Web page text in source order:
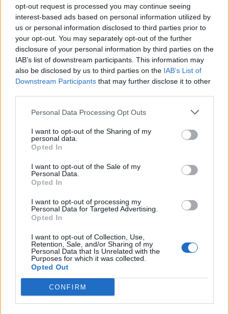
opt-out request is processed you may continue seeing
interest-based ads based on personal information utilized by
us or personal information disclosed to third parties prior to
your opt-out. You may separately opt-out of the further
disclosure of your personal information by third parties on the
IAB’s list of downstream participants. This information may
also be disclosed by us to third parties on the IAB’s List of
Downstream Participants that may further disclose it to other
Personal Data Processing Opt Outs
I want to opt-out of the Sharing of my
personal data.
Opted In
I want to opt-out of the Sale of my
Personal Data.
Opted In
I want to opt-out of processing my
Personal Data for Targeted Advertising.
Opted In
I want to opt-out of Collection, Use,
Retention, Sale, and/or Sharing of my
Personal Data that Is Unrelated with the
Purposes for which it was collected.
Opted Out
CONFIRM
MEDIA
Οι νέες σειράς του Alpha για τη
σεζόν 2026-2027- Δράμα, γέλιο,
έρωτες
SHOWBIZ
Σταματίνα Τσιμτσιλή: Το καλοκαίρι
θα βαφτώ
Το παιδί επιστρέφει!
SHOWBIZ
Μαρία Διακοπαναγιώτου: «Ένιωθα
δυστυχισμένη, ήμουν αγριεμένη,
έφερνα τον θυμό μου και στο σπίτι»
Πάρος: Συγκλονίζει ο πατέρας του άτυχου 4χρονου
αγοριού - Λεπτό προς λεπτό οι δραματικές στιγμές
Οι παικταράδες που δεν έγιναν ποτέ οι θρύλοι που
περιμέναμε